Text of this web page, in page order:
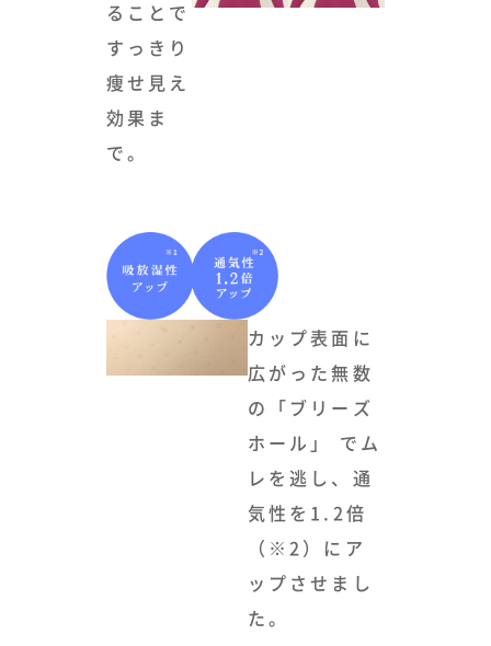
ることで
すっきり
痩せ見え
効果ま
で。
カップ表面に
広がった無数
の「ブリーズ
ホール」 でム
レを逃し、通
気性を1.2倍
（※2）にア
ップさせまし
た。